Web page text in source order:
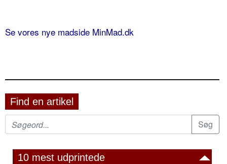
Se vores nye madside MinMad.dk
Find en artikel
10 mest udprintede